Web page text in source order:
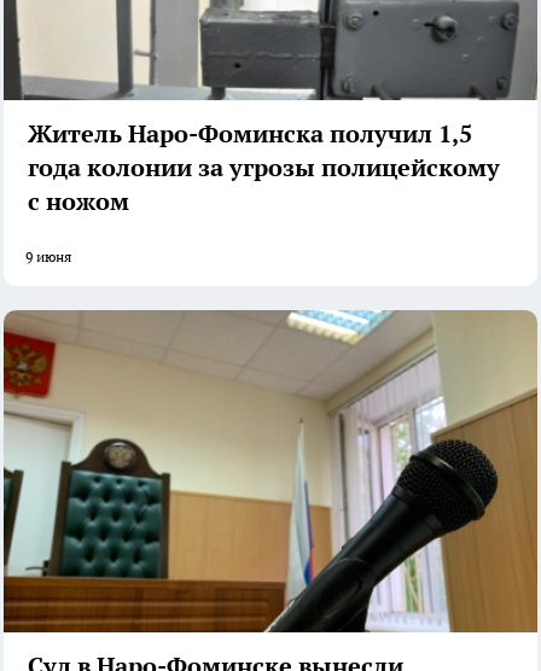
Житель Наро-Фоминска получил 1,5
года колонии за угрозы полицейскому
с ножом
9 июня